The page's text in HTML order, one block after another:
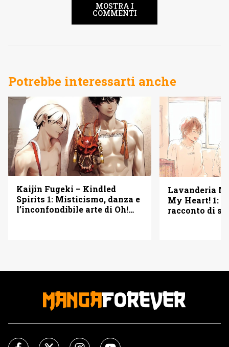
MOSTRA I
COMMENTI
Potrebbe interessarti anche
Kaijin Fugeki – Kindled
Spirits 1: Misticismo, danza e
l’inconfondibile arte di Oh!
Lavanderia
My Heart! 1:
racconto di